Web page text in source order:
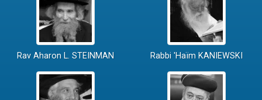
Rav Aharon L. STEINMAN Rabbi 'Haïm KANIEWSKI